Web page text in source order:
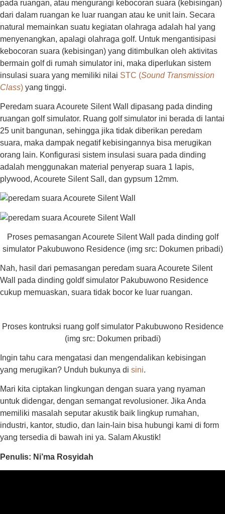
pada ruangan, atau mengurangi kebocoran suara (kebisingan)
dari dalam ruangan ke luar ruangan atau ke unit lain. Secara
natural memainkan suatu kegiatan olahraga adalah hal yang
menyenangkan, apalagi olahraga golf. Untuk mengantisipasi
kebocoran suara (kebisingan) yang ditimbulkan oleh aktivitas
bermain golf di rumah simulator ini, maka diperlukan sistem
insulasi suara yang memiliki nilai STC (Sound Transmission
Class) yang tinggi.
Peredam suara Acourete Silent Wall dipasang pada dinding
ruangan golf simulator. Ruang golf simulator ini berada di lantai
25 unit bangunan, sehingga jika tidak diberikan peredam
suara, maka dampak negatif kebisingannya bisa merugikan
orang lain. Konfigurasi sistem insulasi suara pada dinding
adalah menggunakan material penyerap suara 1 lapis,
plywood, Acourete Silent Sall, dan gypsum 12mm.
Proses pemasangan Acourete Silent Wall pada dinding golf
simulator Pakubuwono Residence (img src: Dokumen pribadi)
Nah, hasil dari pemasangan peredam suara Acourete Silent
Wall pada dinding goldf simulator Pakubuwono Residence
cukup memuaskan, suara tidak bocor ke luar ruangan.
Proses kontruksi ruang golf simulator Pakubuwono Residence
(img src: Dokumen pribadi)
Ingin tahu cara mengatasi dan mengendalikan kebisingan
yang merugikan? Unduh bukunya di sini.
Mari kita ciptakan lingkungan dengan suara yang nyaman
untuk didengar, dengan semangat revolusioner. Jika Anda
memiliki masalah seputar akustik baik lingkup rumahan,
industri, kantor, studio, dan lain-lain bisa hubungi kami di form
yang tersedia di bawah ini ya. Salam Akustik!
Penulis: Ni’ma Rosyidah